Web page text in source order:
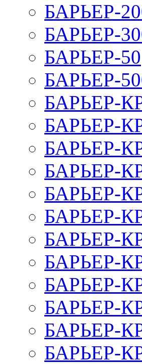
БАРЬЕР-
БАРЬЕР-
БАРЬЕР-50
БАРЬЕР-
БАРЬЕР-
БАРЬЕР-
БАРЬЕР-КР
БАРЬЕР-
БАРЬЕР-
БАРЬЕР-
БАРЬЕР-
БАРЬЕР-
БАРЬЕР-
БАРЬЕР-
БАРЬЕР-
БАРЬЕР-